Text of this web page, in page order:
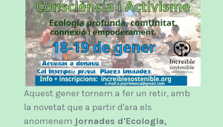
Aquest gener tornem a fer un retir, amb
la novetat que a partir d'ara els
anomenem jornades d'Ecologia,